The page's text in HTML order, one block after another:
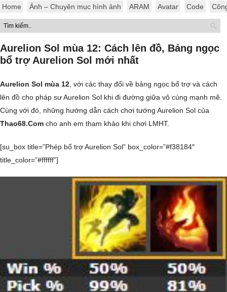
Home Ảnh – Chuyên mục hình ảnh ARAM Avatar Code
Aurelion Sol mùa 12: Cách lên đồ, Bảng ngọc
bổ trợ Aurelion Sol mới nhất
Aurelion Sol mùa 12 , với các thay đổi về bảng ngọc bổ trợ và cách
lên đồ cho pháp sư Aurelion Sol khi đi đường giữa vô cùng mạnh mẽ.
Cùng với đó, những hướng dẫn cách chơi tướng Aurelion Sol của
Thao68.Com cho anh em tham khảo khi chơi LMHT.
[su_box title=”Phép bổ trợ Aurelion Sol” box_color=”#f38184″
title_color=”#ffffff”]